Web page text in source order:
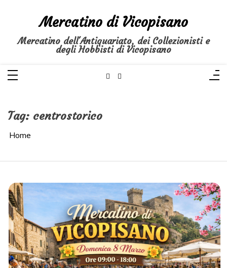
Mercatino di Vicopisano
Mercatino dell'Antiquariato, dei Collezionisti e
degli Hobbisti di Vicopisano
Tag: centrostorico
Home